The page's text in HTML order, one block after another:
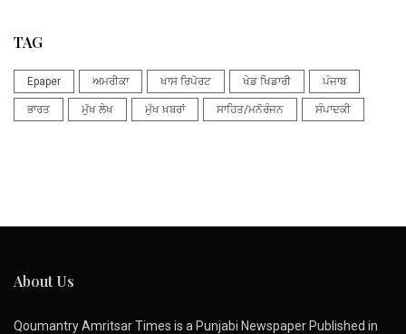
TAG
Epaper ਅਮਰੀਕਾ ਖਾਸ ਰਿਪੋਰਟ ਖੇਡ ਖਿਡਾਰੀ ਪੰਜਾਬ
ਭਾਰਤ ਮੁੱਖ ਲੇਖ ਮੁੱਖ ਖ਼ਬਰਾਂ ਸਾਹਿਤ/ਮਨੋਰੰਜਨ ਸੰਪਾਦਕੀ
About Us
Qoumantry Amritsar Times is a Punjabi Newspaper Published in